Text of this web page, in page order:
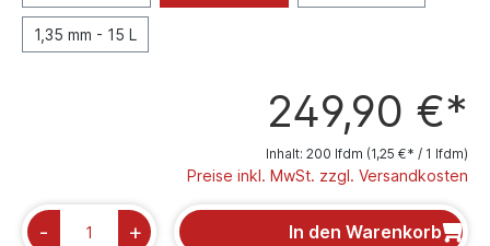
1,35 mm - 15 L
249,90 €*
Inhalt: 200 lfdm (1,25 €* / 1 lfdm)
Preise inkl. MwSt. zzgl. Versandkosten
- + In den Warenkorb